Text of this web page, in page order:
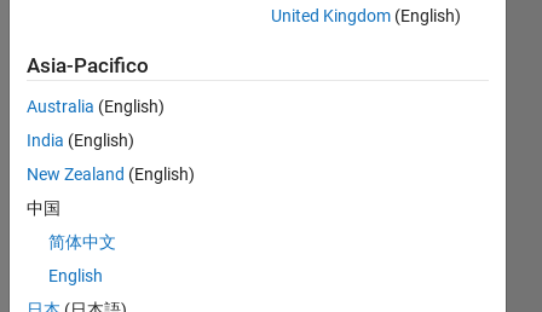
CONTRIBUTI L
1
L
01/13
06/14
11/15
04/17
09/18
02/20
07/21
12/22
05/24
10/25
08/14
03/16
10/17
05/19
12/20
07/22
02/24
09/25
11/14
09/16
07/18
05/20
03/22
01/24
11/25
United Kingdom(English)
Asia-Pacifico
Australia (English)
India (English)
New Zealand (English)
中国
简体中文
English